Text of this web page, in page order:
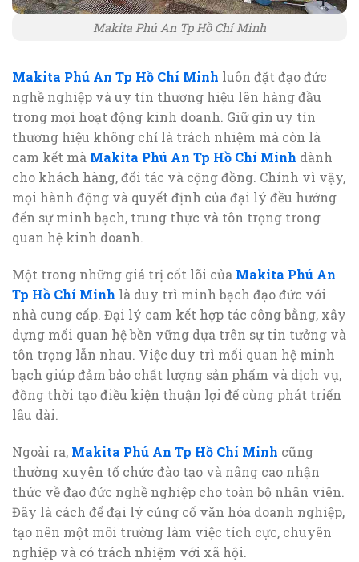
Makita Phú An Tp Hồ Chí Minh
Makita Phú An Tp Hồ Chí Minh luôn đặt đạo đức
nghề nghiệp và uy tín thương hiệu lên hàng đầu
trong mọi hoạt động kinh doanh. Giữ gìn uy tín
thương hiệu không chỉ là trách nhiệm mà còn là
cam kết mà Makita Phú An Tp Hồ Chí Minh dành
cho khách hàng, đối tác và cộng đồng. Chính vì vậy,
mọi hành động và quyết định của đại lý đều hướng
đến sự minh bạch, trung thực và tôn trọng trong
quan hệ kinh doanh.
Một trong những giá trị cốt lõi của Makita Phú An
Tp Hồ Chí Minh là duy trì minh bạch đạo đức với
nhà cung cấp. Đại lý cam kết hợp tác công bằng, xây
dựng mối quan hệ bền vững dựa trên sự tin tưởng và
tôn trọng lẫn nhau. Việc duy trì mối quan hệ minh
bạch giúp đảm bảo chất lượng sản phẩm và dịch vụ,
đồng thời tạo điều kiện thuận lợi để cùng phát triển
lâu dài.
Ngoài ra, Makita Phú An Tp Hồ Chí Minh cũng
thường xuyên tổ chức đào tạo và nâng cao nhận
thức về đạo đức nghề nghiệp cho toàn bộ nhân viên.
Đây là cách để đại lý củng cố văn hóa doanh nghiệp,
tạo nên một môi trường làm việc tích cực, chuyên
nghiệp và có trách nhiệm với xã hội.